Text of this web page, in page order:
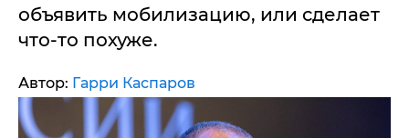
объявить мобилизацию, или сделает
что-то похуже.
Автор: Гарри Каспаров